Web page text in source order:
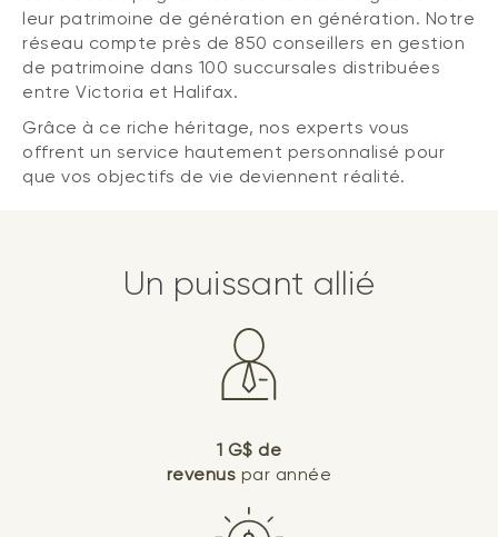
leur patrimoine de génération en génération. Notre
réseau compte près de 850 conseillers en gestion
de patrimoine dans 100 succursales distribuées
entre Victoria et Halifax.
Grâce à ce riche héritage, nos experts vous
offrent un service hautement personnalisé pour
que vos objectifs de vie deviennent réalité.
Un puissant allié
1 G$ de
revenus par année